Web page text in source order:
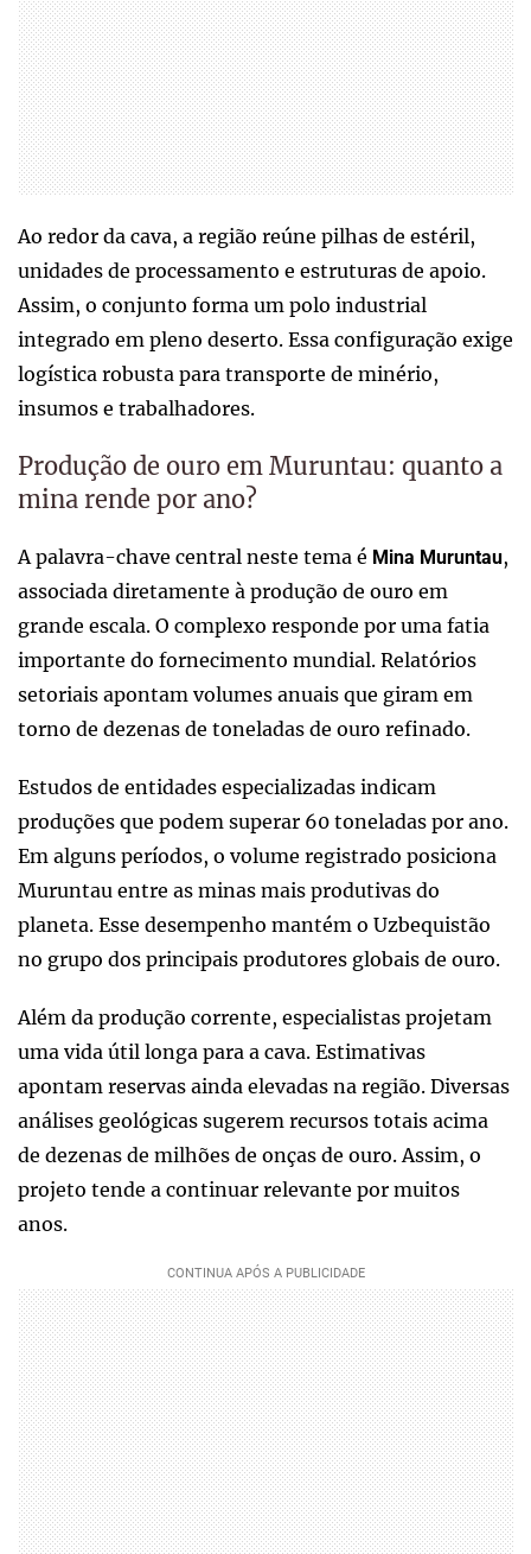
Ao redor da cava, a região reúne pilhas de estéril,
unidades de processamento e estruturas de apoio.
Assim, o conjunto forma um polo industrial
integrado em pleno deserto. Essa configuração exige
logística robusta para transporte de minério,
insumos e trabalhadores.
Produção de ouro em Muruntau: quanto a
mina rende por ano?
A palavra-chave central neste tema é Mina Muruntau,
associada diretamente à produção de ouro em
grande escala. O complexo responde por uma fatia
importante do fornecimento mundial. Relatórios
setoriais apontam volumes anuais que giram em
torno de dezenas de toneladas de ouro refinado.
Estudos de entidades especializadas indicam
produções que podem superar 60 toneladas por ano.
Em alguns períodos, o volume registrado posiciona
Muruntau entre as minas mais produtivas do
planeta. Esse desempenho mantém o Uzbequistão
no grupo dos principais produtores globais de ouro.
Além da produção corrente, especialistas projetam
uma vida útil longa para a cava. Estimativas
apontam reservas ainda elevadas na região. Diversas
análises geológicas sugerem recursos totais acima
de dezenas de milhões de onças de ouro. Assim, o
projeto tende a continuar relevante por muitos
anos.